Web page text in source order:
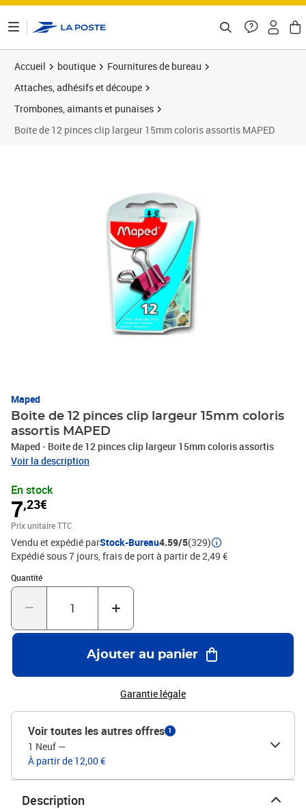
Accueil boutique
Fournitures de bureau
Attaches, adhésifs et découpe
Trombones, aimants et punaises
Boite de 12 pinces clip largeur 15mm coloris assortis MAPED
Maped
Boite de 12 pinces clip largeur 15mm coloris
assortis MAPED
Maped - Boite de 12 pinces clip largeur 15mm coloris assortis
Voir la description
En stock
7,23€
Prix unitaire TTC
Vendu et expédié parStock-Bureau4.59/5(329)
Expédié sous 7 jours, frais de port à partir de 2,49 €
Quantité
Quantité : 1
Ajouter au panier
Garantie légale
Voir toutes les autres offres 1
1 Neuf —
À partir de 12,00 €
Description